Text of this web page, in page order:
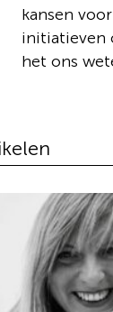
kansen
initiatieven
het ons